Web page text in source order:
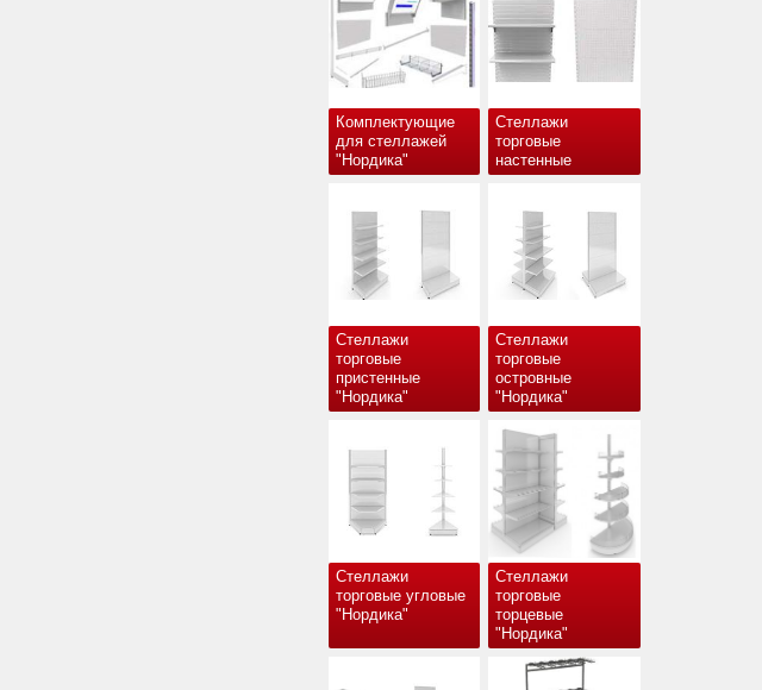
Комплектующие
для стеллажей
"Нордика"
Стеллажи
торговые
настенные
Стеллажи
торговые
пристенные
"Нордика"
Стеллажи
торговые
островные
"Нордика"
Стеллажи
торговые угловые
"Нордика"
Стеллажи
торговые
торцевые
"Нордика"